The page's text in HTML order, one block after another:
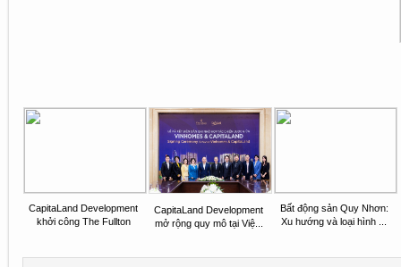
CapitaLand Development
khởi công The Fullton
CapitaLand Development
mở rộng quy mô tại Việ...
Bất động sản Quy Nhơn:
Xu hướng và loại hình ...